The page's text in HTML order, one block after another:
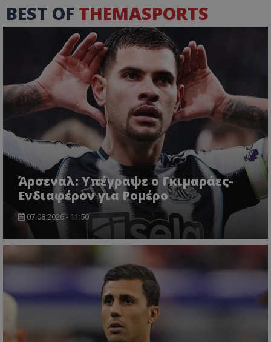
BEST OF THEMASPORTS
Άρσεναλ: Υπέγραψε ο Γκιμαράες-
Ενδιαφέρον για Ρομέρο
07.08.2026 - 11:50